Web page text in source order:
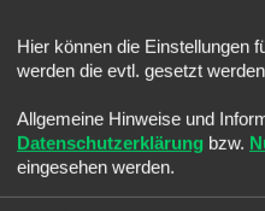
Stadtgestaltung
Alles was in die Stadt
Themen:1
Industrie|Gewerbe
Alles was zur Eisenbahn
Hier können die Einstellungen
werden die evtl. gesetzt
Allgemeine Hinweise und
Datenschutzerklärung bzw.
eingesehen werden.